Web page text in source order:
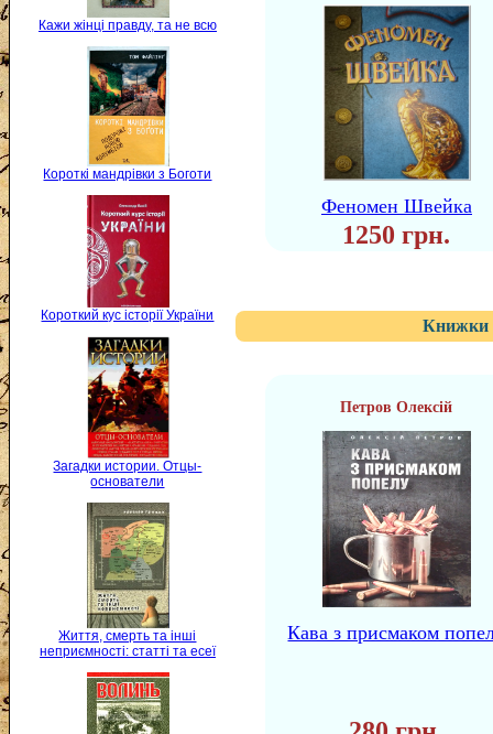
Кажи жінці правду, та не всю
Короткі мандрівки з Боготи
Короткий кус історії України
Загадки истории. Отцы-
основатели
Життя, смерть та інші
неприємності: статті та есеї
Феномен Швейка
1250 грн.
Книжки
Петров Олексій
Кава з присмаком